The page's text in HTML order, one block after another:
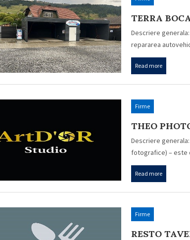
TERRA
Descriere generala:
repararea
Read more
Firme
THEO
Descriere generala:
fotografice) –
Read more
Firme
RESTO